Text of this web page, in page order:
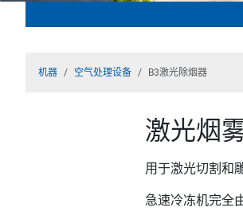
机器 空气处理设备 B3激光除烟器
激光烟
用于激光切割和
急速冷冻机完全